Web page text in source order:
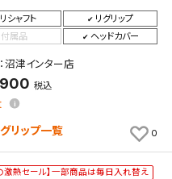
リシャフト
リグリップ
付属品
ヘッドカバー
沼津インター店
税込
リップ一覧 0
激熱セール】一部商品は毎日入れ替え